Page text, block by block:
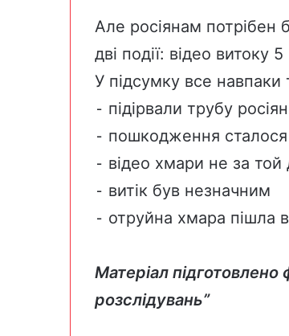
Але росіянам потрібен
дві події: відео витоку
У підсумку все
⁃ підірвали трубу
⁃ пошкодження
⁃ відео хмари не за той
⁃ витік був незначним
⁃ отруйна хмара пішла в
Матеріал підготовлено
розслідувань”